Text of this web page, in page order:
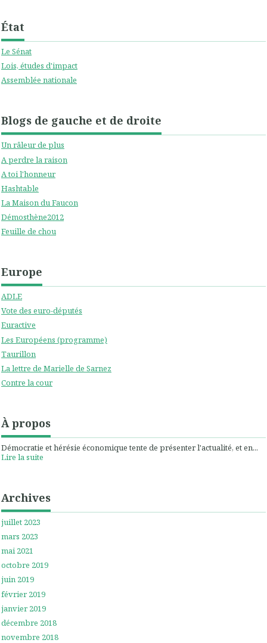
État
Le Sénat
Lois, études d'impact
Assemblée nationale
Blogs de gauche et de droite
Un râleur de plus
A perdre la raison
A toi l'honneur
Hashtable
La Maison du Faucon
Démosthène2012
Feuille de chou
Europe
ADLE
Vote des euro-députés
Euractive
Les Européens (programme)
Taurillon
La lettre de Marielle de Sarnez
Contre la cour
À propos
Démocratie et hérésie économique tente de présenter l'actualité, et en...
Lire la suite
Archives
juillet 2023
mars 2023
mai 2021
octobre 2019
juin 2019
février 2019
janvier 2019
décembre 2018
novembre 2018